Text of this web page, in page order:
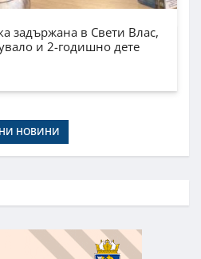
задържана в Свети Влас,
и 2-годишно дете
НОВИНИ